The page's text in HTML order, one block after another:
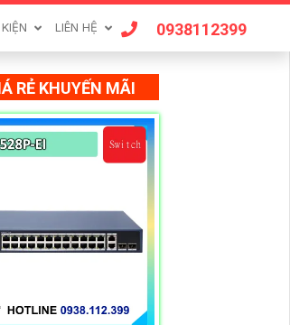
LIÊN HỆ 0938112399
RẺ KHUYẾN MÃI